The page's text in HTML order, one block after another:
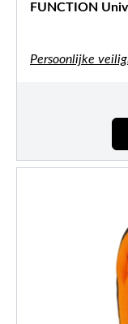
FUNCTION
Persoonlijke